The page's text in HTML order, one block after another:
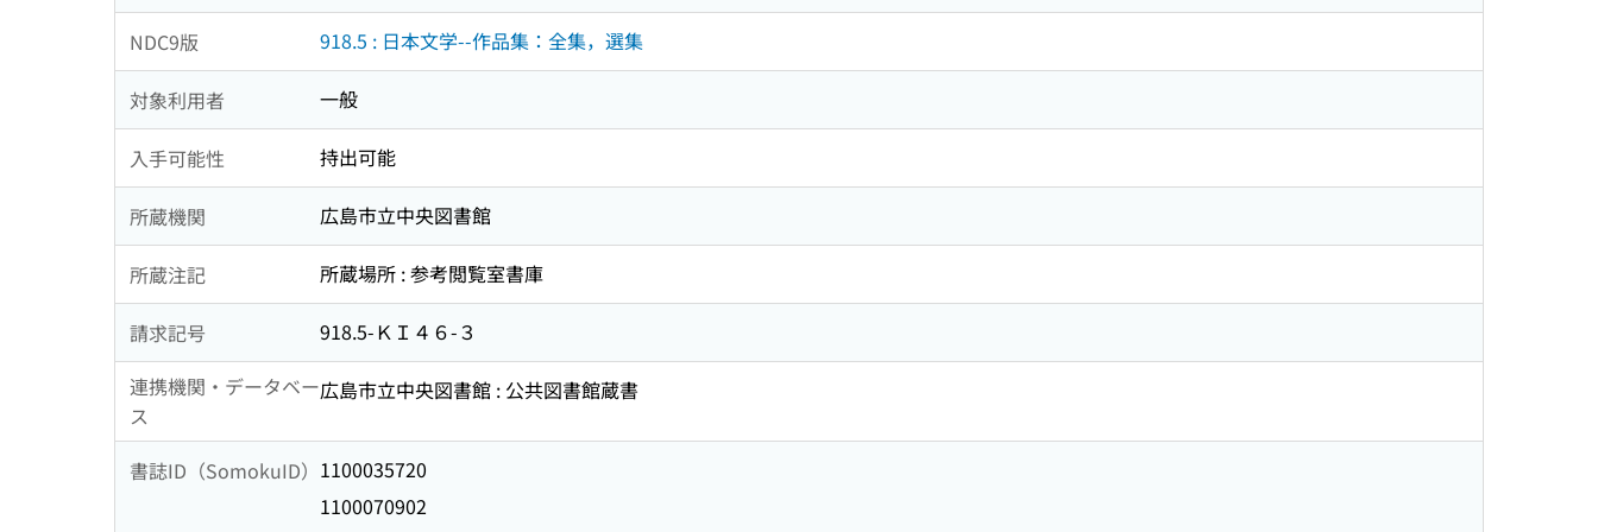
NDC9版 918.5 : 日本文学--作品集：全集，選集
対象利用者 一般
入手可能性 持出可能
所蔵機関 広島市立中央図書館
所蔵注記 所蔵場所 : 参考閲覧室書庫
請求記号
918.5-ＫＩ４６-３
連携機関・データベー
ス
広島市立中央図書館 : 公共図書館蔵書
書誌ID（SomokuID） 1100035720
1100070902